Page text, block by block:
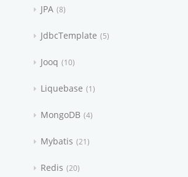
JPA 8
JdbcTemplate 5
Jooq 10
Liquebase 1
MongoDB 4
Mybatis 21
Redis 20